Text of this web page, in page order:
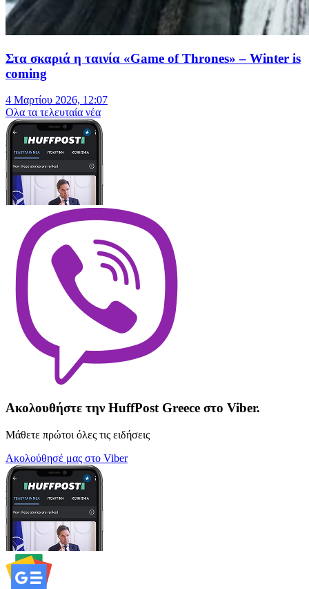
Στα σκαριά η ταινία «Game of Thrones» – Winter is
coming
4 Μαρτίου 2026, 12:07
Oλα τα τελευταία νέα
Ακολουθήστε την HuffPost Greece στο Viber.
Μάθετε πρώτοι όλες τις ειδήσεις
Ακολούθησέ μας στο Viber